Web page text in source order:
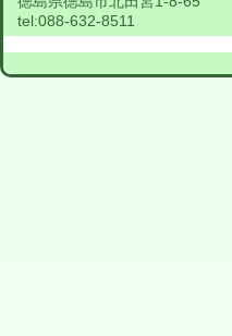
tel:088-632-8511